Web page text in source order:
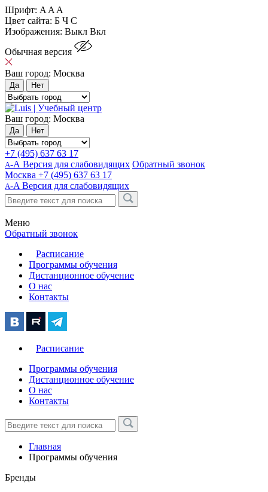
Шрифт: A A A
Цвет сайта: Б Ч С
Изображения: Выкл Вкл
Обычная версия
Ваш город: Москва
Да Нет
Ваш город: Москва
Да Нет
+7 (495) 637 63 17
А-А Версия для слабовидящих Обратный звонок
Москва +7 (495) 637 63 17
A-A Версия для слабовидящих
Меню
Обратный звонок
Расписание
Программы обучения
Дистанционное обучение
О нас
Контакты
Расписание
Программы обучения
Дистанционное обучение
О нас
Контакты
Главная
Программы обучения
Бренды